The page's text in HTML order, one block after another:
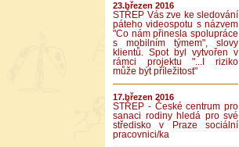
23.březen 2016
STŘEP Vás zve ke sledování
páteho videospotu s názvem
"Co nám přinesla spolupráce
s mobilním týmem", slovy
klientů. Spot byl vytvořen v
rámci projektu "...I riziko
může být příležitost"
17.březen 2016
STŘEP - České centrum pro
sanaci rodiny hledá pro své
středisko v Praze sociální
pracovnici/ka